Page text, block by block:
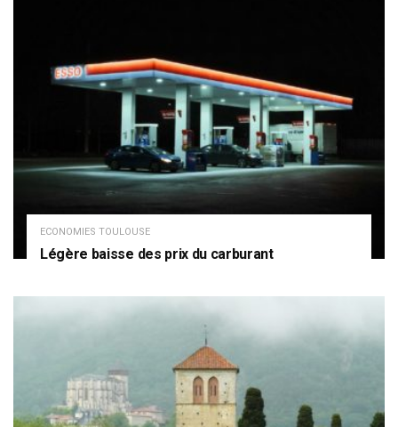
ECONOMIES TOULOUSE
Légère baisse des prix du carburant